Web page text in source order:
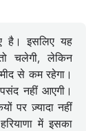
है। इसलिए यह
चलेगी, लेकिन
से कम रहेगा।
नहीं आएगी।
पर ज़्यादा नहीं
में इसका